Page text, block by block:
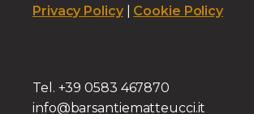
Privacy Policy| Cookie Policy
Tel. +39 0583 467870
info@barsantiematteucci.it